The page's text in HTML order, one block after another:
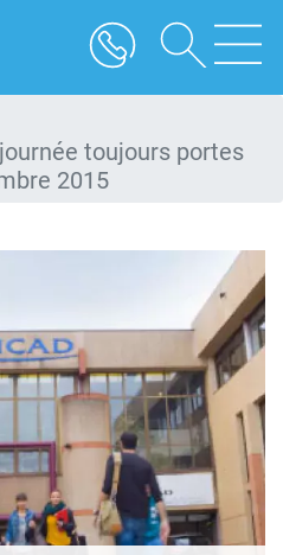
toujours portes
2015